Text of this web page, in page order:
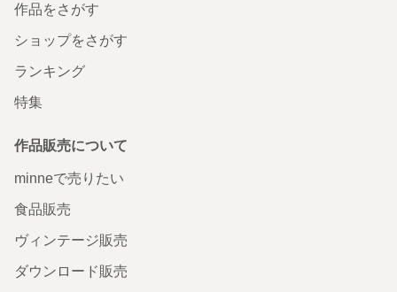
作品をさがす
ショップをさがす
ランキング
特集
作品販売について
minneで売りたい
食品販売
ヴィンテージ販売
ダウンロード販売